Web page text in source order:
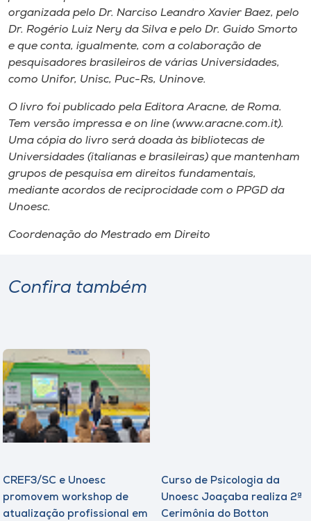
organizada pelo Dr. Narciso Leandro Xavier Baez, pelo
Dr. Rogério Luiz Nery da Silva e pelo Dr. Guido Smorto
e que conta, igualmente, com a colaboração de
pesquisadores brasileiros de várias Universidades,
como Unifor, Unisc, Puc-Rs, Uninove.
O livro foi publicado pela Editora Aracne, de Roma.
Tem versão impressa e on line (www.aracne.com.it).
Uma cópia do livro será doada às bibliotecas de
Universidades (italianas e brasileiras) que mantenham
grupos de pesquisa em direitos fundamentais,
mediante acordos de reciprocidade com o PPGD da
Unoesc.
Coordenação do Mestrado em Direito
Confira também
CREF3/SC e Unoesc
promovem workshop de
atualização profissional em
Curso de Psicologia da
Unoesc Joaçaba realiza 2ª
Cerimônia do Botton